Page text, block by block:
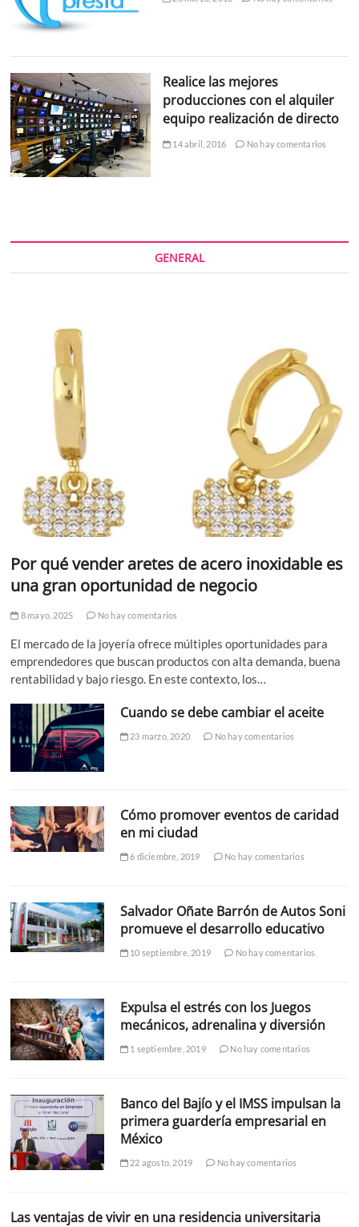
Realice las mejores
producciones con el alquiler
equipo realización de directo
14 abril, 2016 No hay comentarios
GENERAL
Por qué vender aretes de acero inoxidable es
una gran oportunidad de negocio
8 mayo, 2025 No hay comentarios
El mercado de la joyería ofrece múltiples oportunidades para
emprendedores que buscan productos con alta demanda, buena
rentabilidad y bajo riesgo. En este contexto, los…
Cuando se debe cambiar el aceite
23 marzo, 2020 No hay comentarios
Cómo promover eventos de caridad
en mi ciudad
6 diciembre, 2019 No hay comentarios
Salvador Oñate Barrón de Autos Soni
promueve el desarrollo educativo
10 septiembre, 2019 No hay comentarios
Expulsa el estrés con los Juegos
mecánicos, adrenalina y diversión
1 septiembre, 2019 No hay comentarios
Banco del Bajío y el IMSS impulsan la
primera guardería empresarial en
México
22 agosto, 2019 No hay comentarios
Las ventajas de vivir en una residencia universitaria